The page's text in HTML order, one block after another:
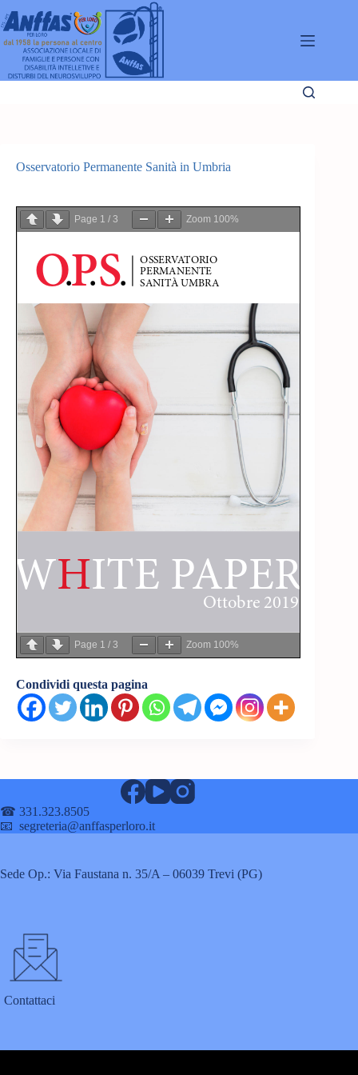
al
contenuto
Osservatorio Permanente Sanità in Umbria
Page 1 / 3 Zoom 100%
Page 1 / 3 Zoom 100%
Condividi questa pagina
☎ 331.323.8505
📧 segreteria@anffasperloro.it
Sede Op.: Via Faustana n. 35/A – 06039 Trevi (PG)
Contattaci